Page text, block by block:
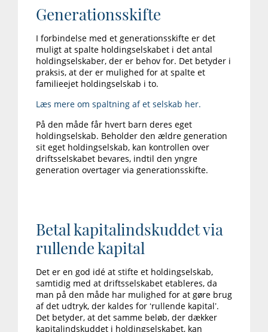
Generationsskifte
I forbindelse med et generationsskifte er det
muligt at spalte holdingselskabet i det antal
holdingselskaber, der er behov for. Det betyder i
praksis, at der er mulighed for at spalte et
familieejet holdingselskab i to.
Læs mere om spaltning af et selskab her.
På den måde får hvert barn deres eget
holdingselskab. Beholder den ældre generation
sit eget holdingselskab, kan kontrollen over
driftsselskabet bevares, indtil den yngre
generation overtager via generationsskifte.
Betal kapitalindskuddet via
rullende kapital
Det er en god idé at stifte et holdingselskab,
samtidig med at driftsselskabet etableres, da
man på den måde har mulighed for at gøre brug
af det udtryk, der kaldes for ‘rullende kapital’.
Det betyder, at det samme beløb, der dækker
kapitalindskuddet i holdingselskabet, kan